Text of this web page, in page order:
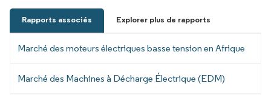
Rapports associés Explorer plus de rapports
Marché des moteurs électriques basse tension en Afrique
Marché des Machines à Décharge Électrique (EDM)